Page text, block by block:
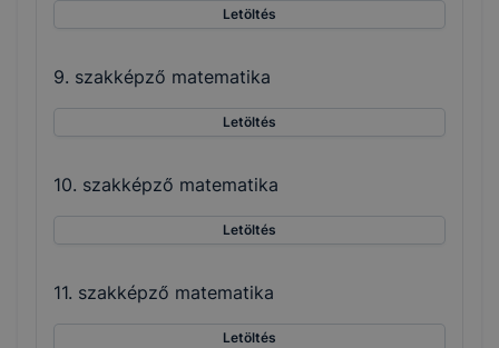
Letöltés
9. szakképző matematika
Letöltés
10. szakképző matematika
Letöltés
11. szakképző matematika
Letöltés